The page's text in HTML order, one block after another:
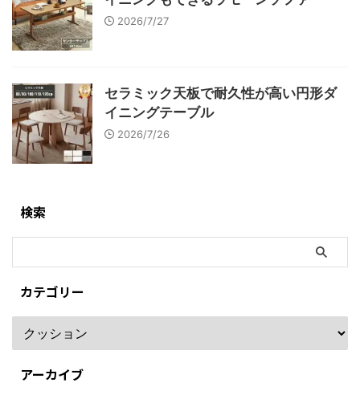
2026/7/27
セラミック天板で耐久性が高い円形ダ
イニングテーブル
2026/7/26
検索
カテゴリー
アーカイブ